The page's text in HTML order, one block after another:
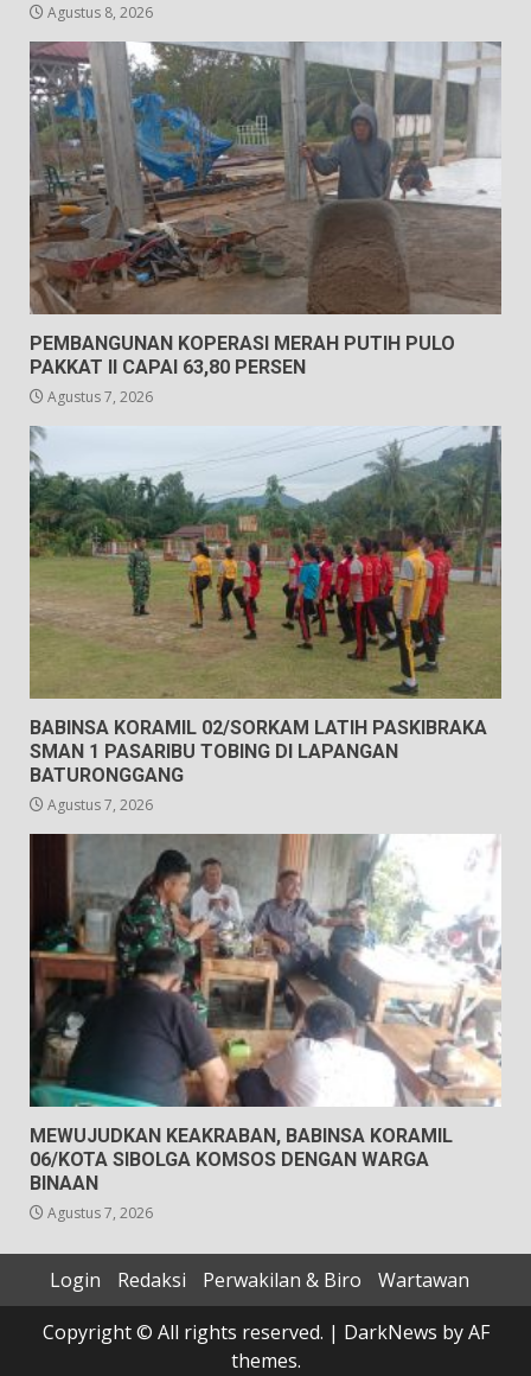
Agustus 8, 2026
PEMBANGUNAN KOPERASI MERAH PUTIH PULO
PAKKAT II CAPAI 63,80 PERSEN
Agustus 7, 2026
BABINSA KORAMIL 02/SORKAM LATIH PASKIBRAKA
SMAN 1 PASARIBU TOBING DI LAPANGAN
BATURONGGANG
Agustus 7, 2026
MEWUJUDKAN KEAKRABAN, BABINSA KORAMIL
06/KOTA SIBOLGA KOMSOS DENGAN WARGA
BINAAN
Agustus 7, 2026
Login Redaksi Perwakilan & Biro
Wartawan
Copyright © All rights reserved. | DarkNews by AF
themes.